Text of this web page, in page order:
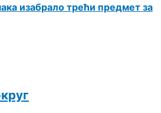
изабрало трећи предмет за